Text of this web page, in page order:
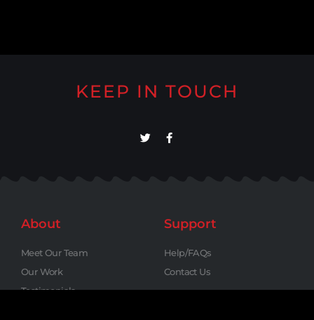
KEEP IN TOUCH
About
Meet Our Team
Our Work
Testimonials
Support
Help/FAQs
Contact Us